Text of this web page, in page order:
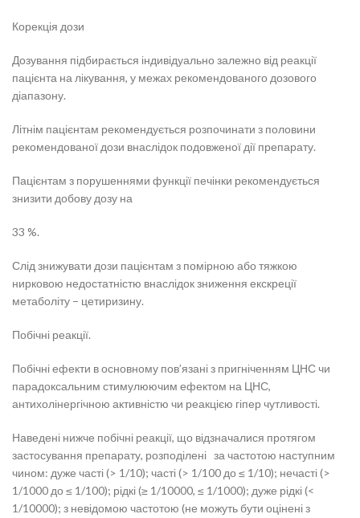
Корекція дози
Дозування підбирається індивідуально залежно від реакції
пацієнта на лікування, у межах рекомендованого дозового
діапазону.
Літнім пацієнтам рекомендується розпочинати з половини
рекомендованої дози внаслідок подовженої дії препарату.
Пацієнтам з порушеннями функції печінки рекомендується
знизити добову дозу на
33 %.
Слід знижувати дози пацієнтам з помірною або тяжкою
нирковою недостатністю внаслідок зниження екскреції
метаболіту − цетиризину.
Побічні реакції.
Побічні ефекти в основному пов’язані з пригніченням ЦНС чи
парадоксальним стимулюючим ефектом на ЦНС,
антихолінергічною активністю чи реакцією гіпер чутливості.
Наведені нижче побічні реакції, що відзначалися протягом
застосування препарату, розподілені за частотою наступним
чином: дуже часті (> 1/10); часті (> 1/100 до ≤ 1/10); нечасті (>
1/1000 до ≤ 1/100); рідкі (≥ 1/10000, ≤ 1/1000); дуже рідкі (<
1/10000); з невідомою частотою (не можуть бути оцінені з